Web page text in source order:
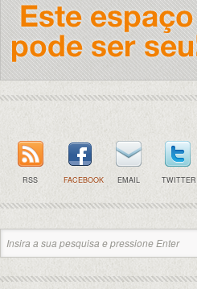
RSS FACEBOOK EMAIL TWITTER